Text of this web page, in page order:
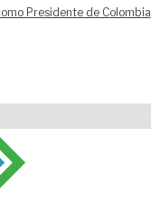
Presidente de Colombia